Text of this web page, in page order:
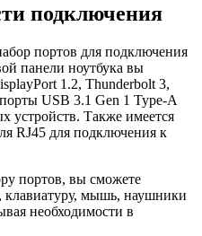
подключения
портов для подключения
панели ноутбука вы
1.2, Thunderbolt 3,
USB 3.1 Gen 1 Type-A
устройств. Также имеется
RJ45 для подключения к
портов, вы сможете
мышь, наушники
необходимости в